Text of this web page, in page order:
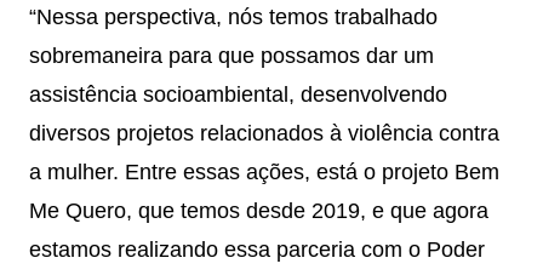
“Nessa perspectiva, nós temos trabalhado
sobremaneira para que possamos dar um
assistência socioambiental, desenvolvendo
diversos projetos relacionados à violência contra
a mulher. Entre essas ações, está o projeto Bem
Me Quero, que temos desde 2019, e que agora
estamos realizando essa parceria com o Poder